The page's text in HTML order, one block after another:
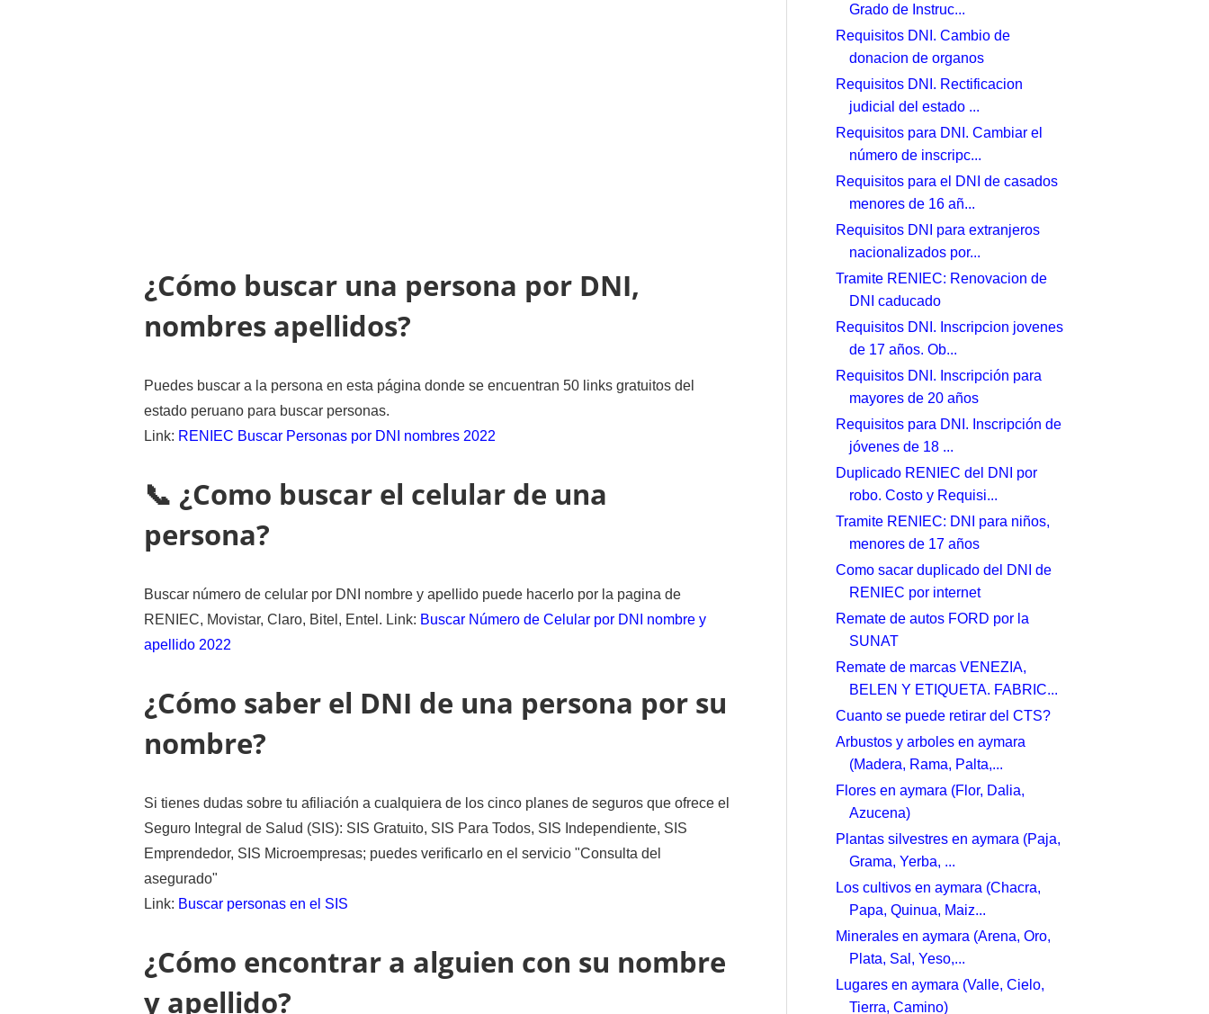
¿Cómo buscar una persona por DNI,
nombres apellidos?
Puedes buscar a la persona en esta página donde se encuentran 50 links gratuitos del
estado peruano para buscar personas.
Link: RENIEC Buscar Personas por DNI nombres 2022
📞 ¿Como buscar el celular de una
persona?
Buscar número de celular por DNI nombre y apellido puede hacerlo por la pagina de
RENIEC, Movistar, Claro, Bitel, Entel. Link: Buscar Número de Celular por DNI nombre y
apellido 2022
¿Cómo saber el DNI de una persona por su
nombre?
Si tienes dudas sobre tu afiliación a cualquiera de los cinco planes de seguros que ofrece el
Seguro Integral de Salud (SIS): SIS Gratuito, SIS Para Todos, SIS Independiente, SIS
Emprendedor, SIS Microempresas; puedes verificarlo en el servicio "Consulta del
asegurado"
Link: Buscar personas en el SIS
¿Cómo encontrar a alguien con su nombre
y apellido?
Grado de Instruc...
Requisitos DNI. Cambio de
donacion de organos
Requisitos DNI. Rectificacion
judicial del estado ...
Requisitos para DNI. Cambiar el
número de inscripc...
Requisitos para el DNI de casados
menores de 16 añ...
Requisitos DNI para extranjeros
nacionalizados por...
Tramite RENIEC: Renovacion de
DNI caducado
Requisitos DNI. Inscripcion jovenes
de 17 años. Ob...
Requisitos DNI. Inscripción para
mayores de 20 años
Requisitos para DNI. Inscripción de
jóvenes de 18 ...
Duplicado RENIEC del DNI por
robo. Costo y Requisi...
Tramite RENIEC: DNI para niños,
menores de 17 años
Como sacar duplicado del DNI de
RENIEC por internet
Remate de autos FORD por la
SUNAT
Remate de marcas VENEZIA,
BELEN Y ETIQUETA. FABRIC...
Cuanto se puede retirar del CTS?
Arbustos y arboles en aymara
(Madera, Rama, Palta,...
Flores en aymara (Flor, Dalia,
Azucena)
Plantas silvestres en aymara (Paja,
Grama, Yerba, ...
Los cultivos en aymara (Chacra,
Papa, Quinua, Maiz...
Minerales en aymara (Arena, Oro,
Plata, Sal, Yeso,...
Lugares en aymara (Valle, Cielo,
Tierra, Camino)